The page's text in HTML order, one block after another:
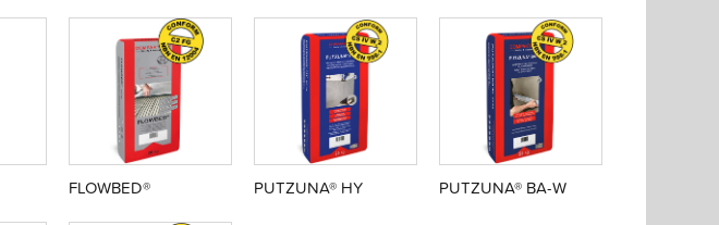
FLOWBED® PUTZUNA® HY PUTZUNA® BA-W